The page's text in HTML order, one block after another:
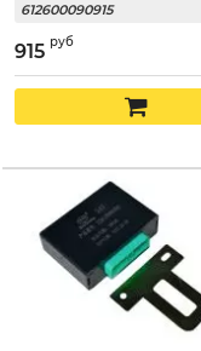
612600090915
915 руб